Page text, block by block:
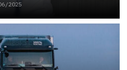
2025